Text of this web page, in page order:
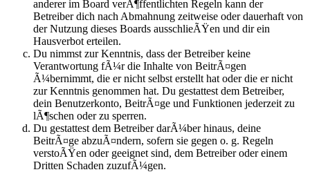
anderer im Board verÃ¶ffentlichten Regeln kann der
Betreiber dich nach Abmahnung zeitweise oder dauerhaft von
der Nutzung dieses Boards ausschlieÃŸen und dir ein
Hausverbot erteilen.
Du nimmst zur Kenntnis, dass der Betreiber keine
Verantwortung fÃ¼r die Inhalte von BeitrÃ¤gen
Ã¼bernimmt, die er nicht selbst erstellt hat oder die er nicht
zur Kenntnis genommen hat. Du gestattest dem Betreiber,
dein Benutzerkonto, BeitrÃ¤ge und Funktionen jederzeit zu
lÃ¶schen oder zu sperren.
Du gestattest dem Betreiber darÃ¼ber hinaus, deine
BeitrÃ¤ge abzuÃ¤ndern, sofern sie gegen o. g. Regeln
verstoÃŸen oder geeignet sind, dem Betreiber oder einem
Dritten Schaden zuzufÃ¼gen.